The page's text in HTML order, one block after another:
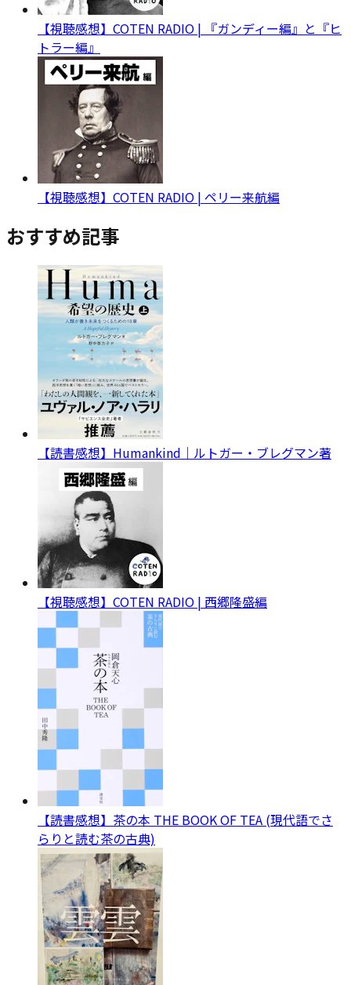
【視聴感想】COTEN RADIO | 『ガンディー編』と『ヒ
トラー編』
【視聴感想】COTEN RADIO | ペリー来航編
おすすめ記事
【読書感想】Humankind｜ルトガー・ブレグマン著
【視聴感想】COTEN RADIO | 西郷隆盛編
【読書感想】茶の本 THE BOOK OF TEA (現代語でさ
らりと読む茶の古典)